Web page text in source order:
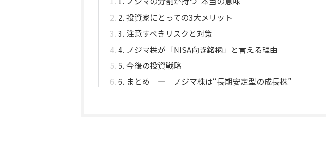
2. 投資家にとっての3大メリット
3. 注意すべきリスクと対策
4. ノジマ株が「NISA向き銘柄」と言える理由
5. 今後の投資戦略
6. まとめ ― ノジマ株は“長期安定型の成長株”